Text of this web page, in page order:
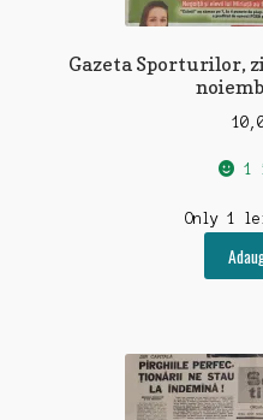
Gazeta Sporturilor,
1
Only 1